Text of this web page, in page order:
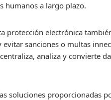
humanos a largo plazo.
protección electrónica
sanciones o multas
analiza y convierte
soluciones proporcionadas